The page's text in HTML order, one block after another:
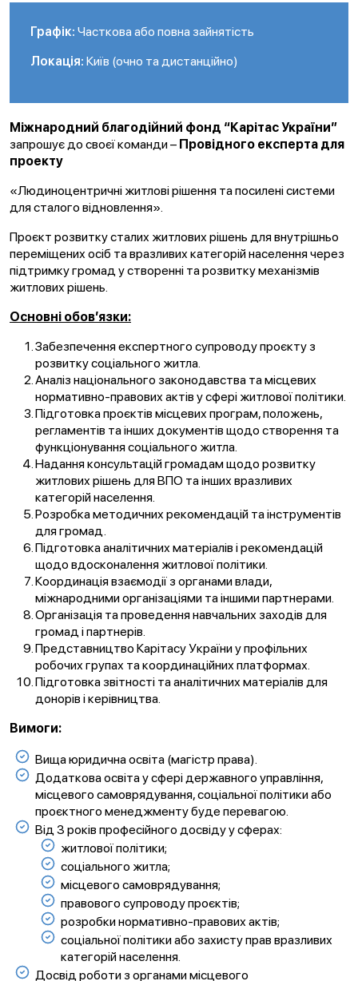
Графік: Часткова або повна зайнятість
Локація: Київ (очно та дистанційно)
Міжнародний благодійний фонд “Карітас України”
запрошує до своєї команди – Провідного експерта для
проекту
«Людиноцентричні житлові рішення та посилені системи
для сталого відновлення».
Проєкт розвитку сталих житлових рішень для внутрішньо
переміщених осіб та вразливих категорій населення через
підтримку громад у створенні та розвитку механізмів
житлових рішень.
Основні обов’язки:
Забезпечення експертного супроводу проєкту з
розвитку соціального житла.
Аналіз національного законодавства та місцевих
нормативно-правових актів у сфері житлової політики.
Підготовка проєктів місцевих програм, положень,
регламентів та інших документів щодо створення та
функціонування соціального житла.
Надання консультацій громадам щодо розвитку
житлових рішень для ВПО та інших вразливих
категорій населення.
Розробка методичних рекомендацій та інструментів
для громад.
Підготовка аналітичних матеріалів і рекомендацій
щодо вдосконалення житлової політики.
Координація взаємодії з органами влади,
міжнародними організаціями та іншими партнерами.
Організація та проведення навчальних заходів для
громад і партнерів.
Представництво Карітасу України у профільних
робочих групах та координаційних платформах.
Підготовка звітності та аналітичних матеріалів для
донорів і керівництва.
Вимоги:
Вища юридична освіта (магістр права).
Додаткова освіта у сфері державного управління,
місцевого самоврядування, соціальної політики або
проєктного менеджменту буде перевагою.
Від 3 років професійного досвіду у сферах:
житлової політики;
соціального житла;
місцевого самоврядування;
правового супроводу проєктів;
розробки нормативно-правових актів;
соціальної політики або захисту прав вразливих
категорій населення.
Досвід роботи з органами місцевого